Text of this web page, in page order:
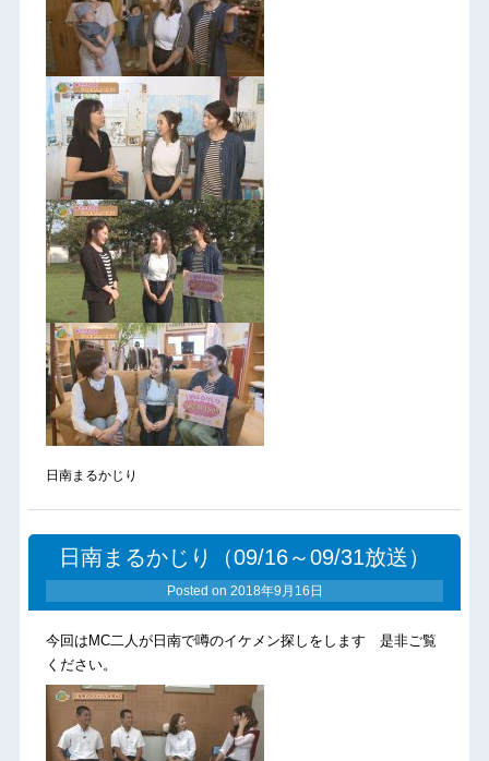
日南まるかじり
日南まるかじり（09/16～09/31放送）
Posted on 2018年9月16日
今回はMC二人が日南で噂のイケメン探しをします 是非ご覧
ください。